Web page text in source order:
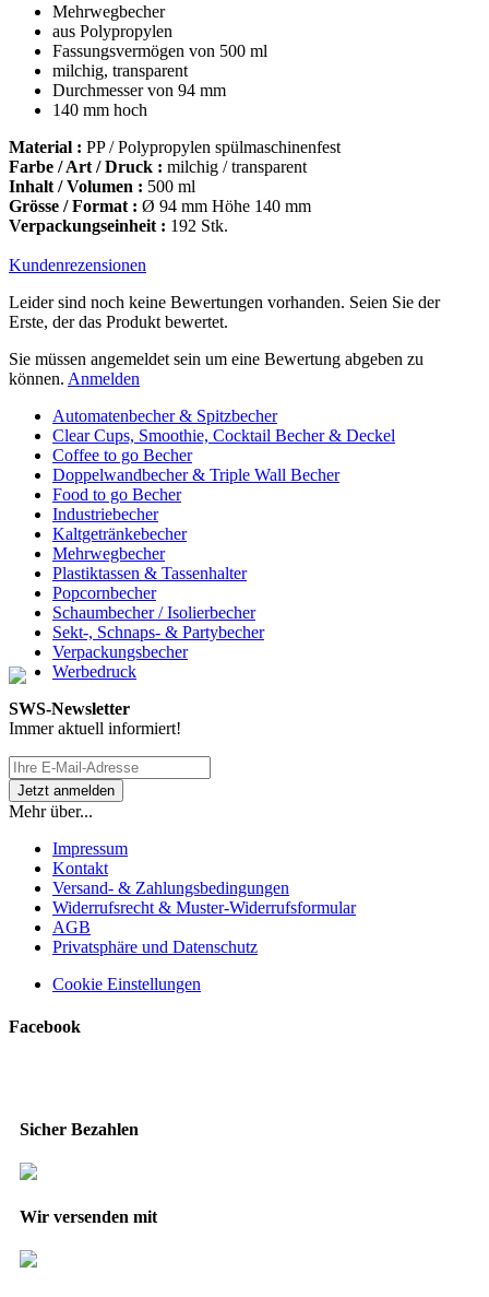
Mehrwegbecher
aus Polypropylen
Fassungsvermögen von 500 ml
milchig, transparent
Durchmesser von 94 mm
140 mm hoch
Material : PP / Polypropylen spülmaschinenfest
Farbe / Art / Druck : milchig / transparent
Inhalt / Volumen : 500 ml
Grösse / Format : Ø 94 mm Höhe 140 mm
Verpackungseinheit : 192 Stk.
Kundenrezensionen
Leider sind noch keine Bewertungen vorhanden. Seien Sie der
Erste, der das Produkt bewertet.
Sie müssen angemeldet sein um eine Bewertung abgeben zu
können. Anmelden
Automatenbecher & Spitzbecher
Clear Cups, Smoothie, Cocktail Becher & Deckel
Coffee to go Becher
Doppelwandbecher & Triple Wall Becher
Food to go Becher
Industriebecher
Kaltgetränkebecher
Mehrwegbecher
Plastiktassen & Tassenhalter
Popcornbecher
Schaumbecher / Isolierbecher
Sekt-, Schnaps- & Partybecher
Verpackungsbecher
Werbedruck
SWS-Newsletter
Immer aktuell informiert!
Mehr über...
Impressum
Kontakt
Versand- & Zahlungsbedingungen
Widerrufsrecht & Muster-Widerrufsformular
AGB
Privatsphäre und Datenschutz
Cookie Einstellungen
Facebook
Sicher Bezahlen
Wir versenden mit